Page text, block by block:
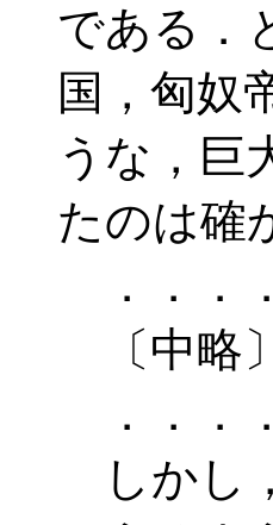
である．
国，匈奴
うな，巨
たのは確
．．．．
〔中略〕
．．．．
しかし